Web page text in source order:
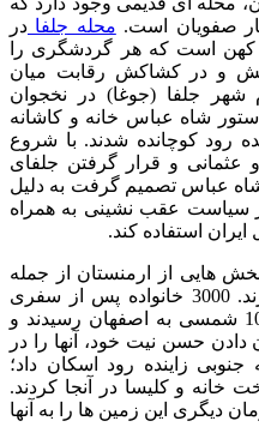
صفویان است. محله جلفا در
کهن است که هر گردشگری را
کند. 400 سال پیش و در کشاکش رقابت میان
شهر جلفا (جوغا) در نخجوان
دستور شاه عباس خانه و کاشانه
رود کوچانده شدند. با شروع
عثمانی و قرار گرفتن جلفای
عباس تصمیم گرفت به دلیل
سیاست عقب نشینی به همراه
استفاده کند.
هایی از ارمنستان از جمله
اهالی جلفا را به ایران منتقل سازند. 3000 خانواده پس از سفری
سخت و طاقت فرسا در سال 1012 شمسی به اصفهان رسیدند و
دادن حسن نیت خود، آنها را در
زاینده رود اسکان داد؛
خانه و کلیسا در آنجا کردند.
در فرمان دیگری این زمین ها را به آنها